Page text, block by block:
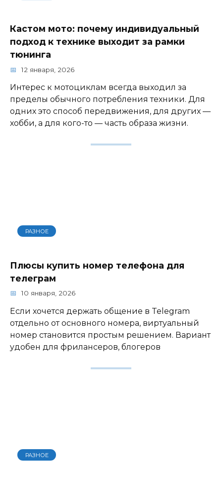
Кастом мото: почему индивидуальный
подход к технике выходит за рамки
тюнинга
12 января, 2026
Интерес к мотоциклам всегда выходил за
пределы обычного потребления техники. Для
одних это способ передвижения, для других —
хобби, а для кого-то — часть образа жизни.
РАЗНОЕ
Плюсы купить номер телефона для
телеграм
10 января, 2026
Если хочется держать общение в Telegram
отдельно от основного номера, виртуальный
номер становится простым решением. Вариант
удобен для фрилансеров, блогеров
РАЗНОЕ